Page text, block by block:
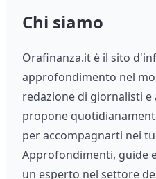
Chi siamo
Orafinanza.it è il sito
approfondimento nel
redazione di giornalisti
propone
per accompagnarti nei
Approfondimenti, guide
un esperto nel settore